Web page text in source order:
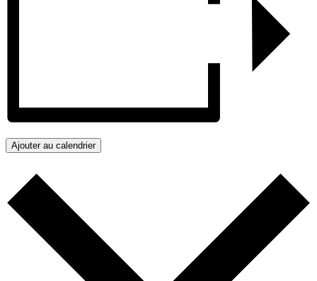
Ajouter au calendrier